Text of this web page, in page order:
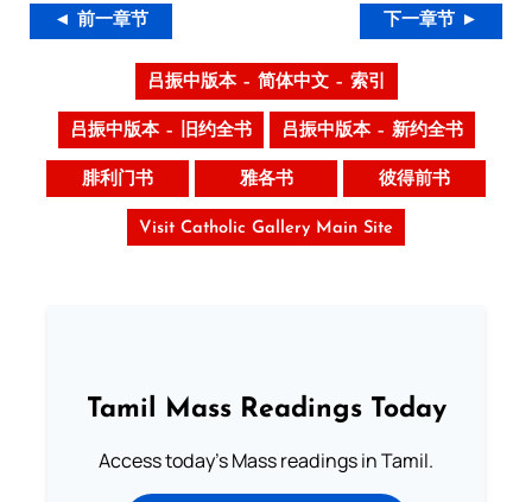
◄ 前一章节 下一章节 ►
吕振中版本 – 简体中文 – 索引
吕振中版本 – 旧约全书 吕振中版本 – 新约全书
腓利门书 雅各书 彼得前书
Visit Catholic Gallery Main Site
Tamil Mass Readings Today
Access today's Mass readings in Tamil.